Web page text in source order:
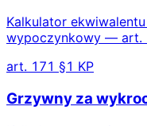
Kalkulator
wypoczynkowy — art.
art. 171 §1 KP
Grzywny za